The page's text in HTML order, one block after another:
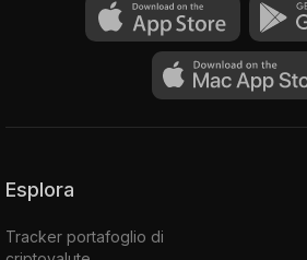
Esplora
Tracker portafoglio di